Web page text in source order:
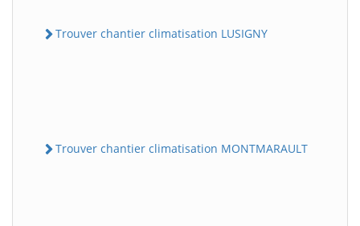
Trouver chantier climatisation LUSIGNY
Trouver chantier climatisation MONTMARAULT